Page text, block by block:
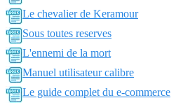
Le chevalier de Keramour
Sous toutes reserves
L'ennemi de la mort
Manuel utilisateur calibre
Le guide complet du e-commerce